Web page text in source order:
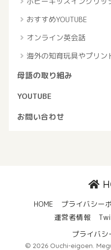
おすすめYOUTUBE
オンライン英会話
海外の知育玩具やプリン
母語の取り組み
YOUTUBE
お問い合わせ
HOME プライバシー
運営者情報
プライバ
© 2026 Ouchi-eigoen.